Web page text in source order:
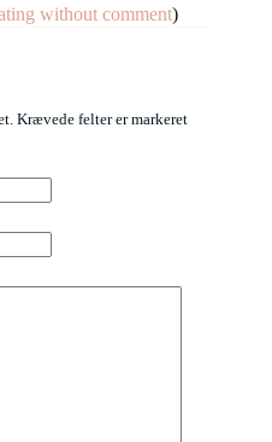
without comment)
Krævede felter er markeret